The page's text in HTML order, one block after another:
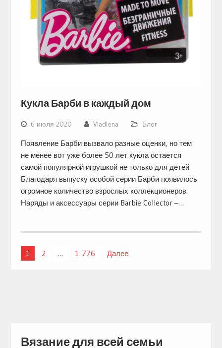
Кукла Барби в каждый дом
6 июля 2020 Vladlena Блог
Появление Барби вызвало разные оценки, но тем
не менее вот уже более 50 лет кукла остается
самой популярной игрушкой не только для детей.
Благодаря выпуску особой серии Барби появилось
огромное количество взрослых коллекционеров.
Наряды и аксессуары серии Barbie Collector –…
Навигация
1 2 … 1 776 Далее
Вязание для всей семьи